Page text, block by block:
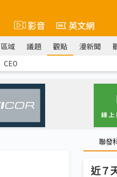
影音 英文網
區域 議題 觀點 漫新聞
CEO
聯發
近７